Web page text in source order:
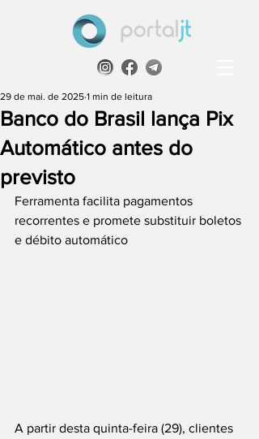
Banco do Brasil lança Pix
Automático antes do
previsto
29 de mai. de 2025 1 min de leitura
Ferramenta facilita pagamentos
recorrentes e promete substituir boletos
e débito automático
A partir desta quinta-feira (29), clientes